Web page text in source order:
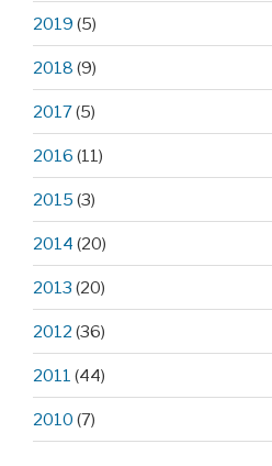
2019 (5)
2018 (9)
2017(5)
2016 (11)
2015 (3)
2014 (20)
2013 (20)
2012 (36)
2011 (44)
2010 (7)